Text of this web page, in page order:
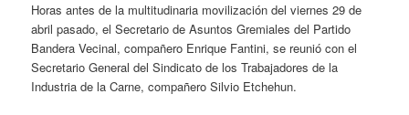
Horas antes de la multitudinaria movilización del viernes 29 de
abril pasado, el Secretario de Asuntos Gremiales del Partido
Bandera Vecinal, compañero Enrique Fantini, se reunió con el
Secretario General del Sindicato de los Trabajadores de la
Industria de la Carne, compañero Silvio Etchehun.